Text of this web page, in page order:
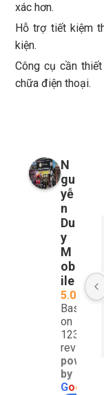
xác hơn.
Hỗ trợ tiết kiệm
kiện.
Công cụ cần
chữa điện thoại.
N
gu
yễ
n
Du
y
M
ob
ile
5.0
Based
on
1232
reviews
powered
by
Goo